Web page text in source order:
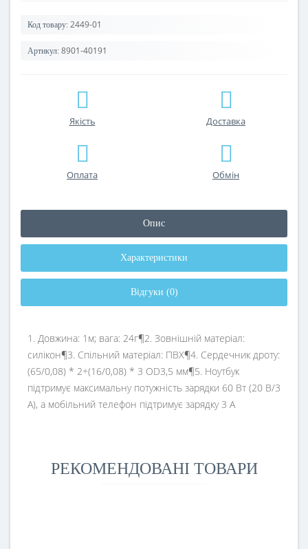
Код товару: 2449-01
Артикул: 8901-40191
Якість Доставка
Оплата Обмін
Опис
Характеристики
Відгуки (0)
1. Довжина: 1м; вага: 24г¶2. Зовнішній матеріал:
силікон¶3. Спільний матеріал: ПВХ¶4. Сердечник дроту:
(65/0,08) * 2+(16/0,08) * 3 OD3,5 мм¶5. Ноутбук
підтримує максимальну потужність зарядки 60 Вт (20 В/3
А), а мобільний телефон підтримує зарядку 3 А
РЕКОМЕНДОВАНІ ТОВАРИ